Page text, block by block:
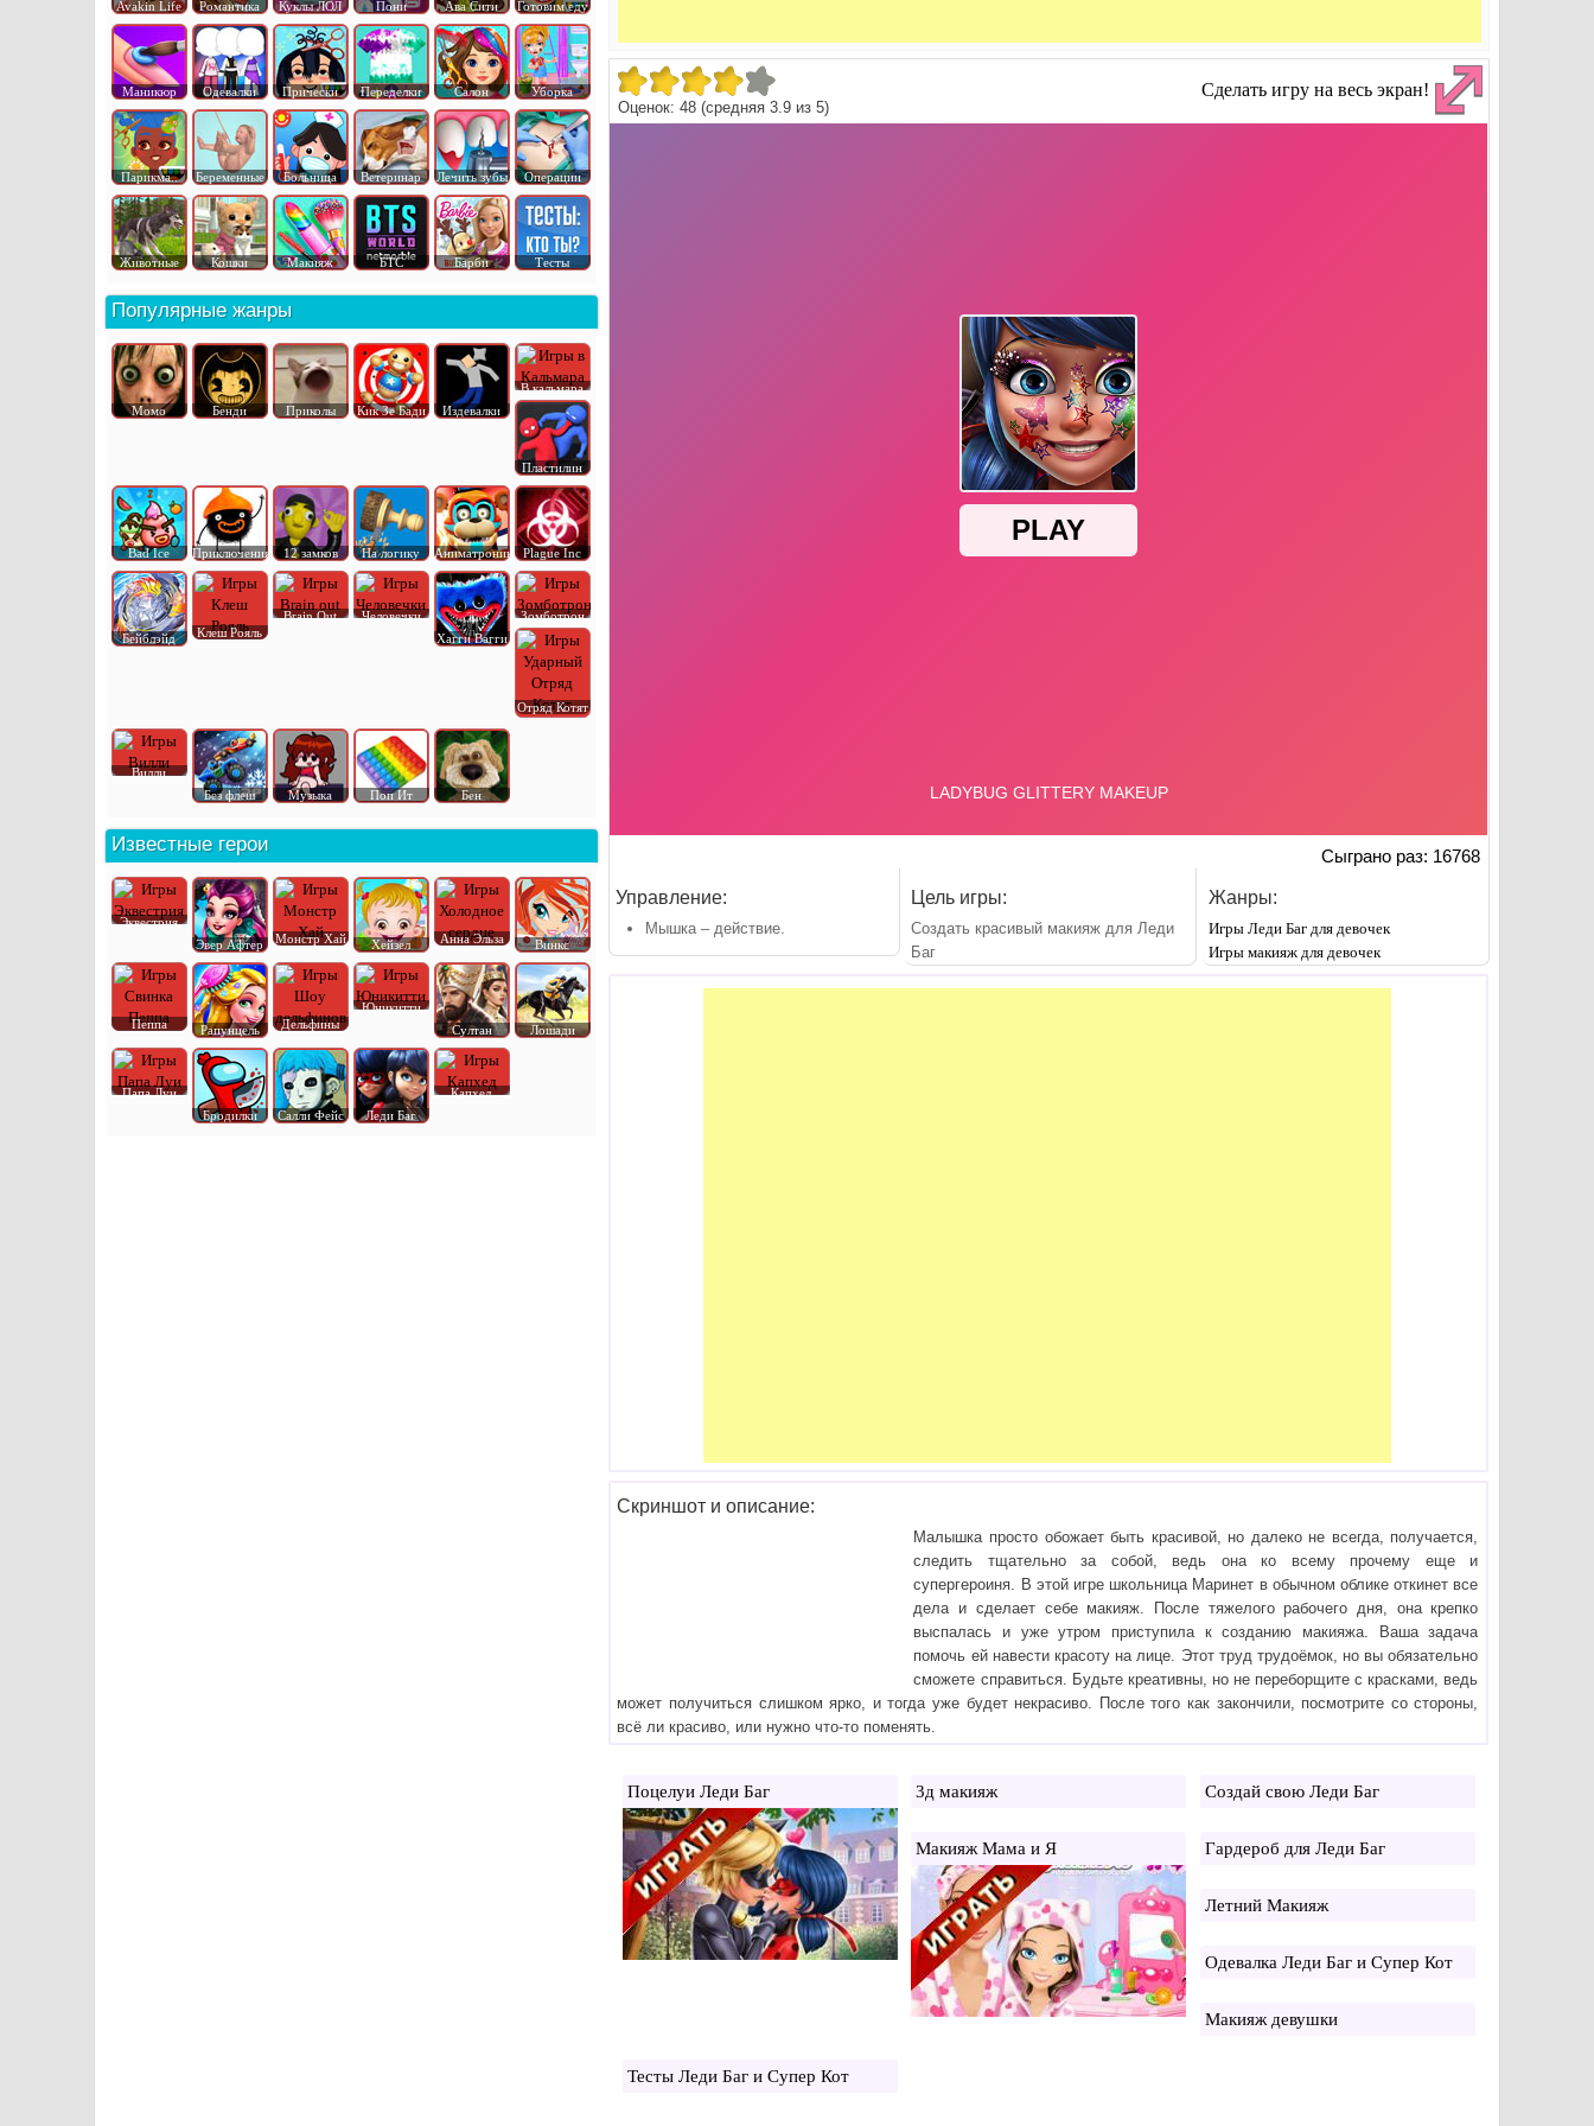
Оценок:48 (средняя3.9 из5)
Сделать игру на весь экран!
Сыграно раз: 16768
Управление:
Мышка – действие.
Цель игры:
Создать красивый макияж для Леди
Баг
Жанры:
Игры Леди Баг для девочек
Игры макияж для девочек
Скриншот и описание:
Малышка просто обожает быть красивой, но далеко не всегда, получается,
следить тщательно за собой, ведь она ко всему прочему еще и
супергероиня. В этой игре школьница Маринет в обычном облике откинет все
дела и сделает себе макияж. После тяжелого рабочего дня, она крепко
выспалась и уже утром приступила к созданию макияжа. Ваша задача
помочь ей навести красоту на лице. Этот труд трудоёмок, но вы обязательно
сможете справиться. Будьте креативны, но не переборщите с красками, ведь
может получиться слишком ярко, и тогда уже будет некрасиво. После того как закончили, посмотрите со стороны,
всё ли красиво, или нужно что-то поменять.
Поцелуи Леди Баг 3д макияж Создай свою Леди Баг
Макияж Мама и Я Гардероб для Леди Баг
Летний Макияж
Одевалка Леди Баг и Супер Кот
Макияж девушки
Тесты Леди Баг и Супер Кот
Avakin Life Романтика Куклы ЛОЛ Пони Ава Сити Готовим еду
Маникюр Одевалки Прически Переделки Салон Уборка
Парикма.. Беременные Больница Ветеринар Лечить зубы Операции
Животные Кошки Макияж БТС Барби Тесты
Популярные жанры
Момо Бенди Приколы Кик Зе Бади Издевалки
В кальмара
Пластилин
Bad Ice Приключения 12 замков На логику Аниматроник Plague Inc
Бейблэйд Клеш Рояль
Brain Out
Человечки
Хагги Вагги
Зомботрон
Отряд Котят
Вилли
Без флеш
Музыка Поп Ит Бен
Известные герои
Эквестрия
Эвер Афтер
Монстр Хай Хейзел Анна Эльза Винкс
Пеппа Рапунцель Дельфины
Юникитти
Султан
Лошади
Папа Луи
Бродилки
Салли Фейс Леди Баг
Капхед